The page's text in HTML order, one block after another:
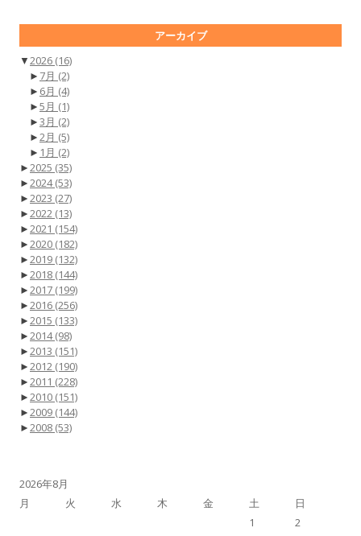
アーカイブ
▼2026 (16)
► 7月 (2)
► 6月 (4)
►5月 (1)
►3月 (2)
►2月 (5)
► 1月 (2)
►2025 (35)
►2024(53)
►2023 (27)
►2022 (13)
►2021 (154)
►2020 (182)
►2019 (132)
►2018 (144)
►2017 (199)
►2016 (256)
►2015 (133)
►2014(98)
►2013 (151)
►2012 (190)
►2011 (228)
►2010 (151)
►2009 (144)
►2008 (53)
2026年8月
月
火 水 木 金 土
日
1
2